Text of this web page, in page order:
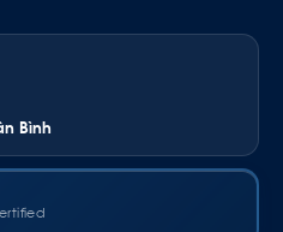
Bình